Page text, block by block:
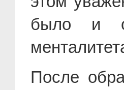
было и
После